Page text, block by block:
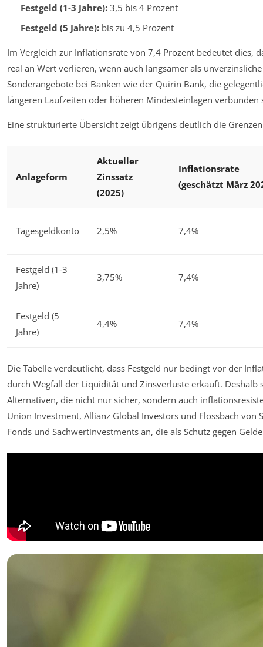
Festgeld (1-3 Jahre):3,5 bis 4 Prozent
Festgeld (5 Jahre):bis zu 4,5 Prozent
Im Vergleich zur Inflationsrate von 7,4 Prozent bedeutet dies,
real an Wert verlieren, wenn auch langsamer als
Sonderangebote bei Banken wie der Quirin Bank, die
längeren Laufzeiten oder höheren Mindesteinlagen verbunden
Eine strukturierte Übersicht zeigt übrigens deutlich die
Anlageform
Aktueller
Zinssatz
(2025)
Inflationsrate
(geschätzt März
Tagesgeldkonto 2,5% 7,4%
Festgeld (1-3
Jahre)
3,75% 7,4%
Festgeld (5
Jahre)
4,4% 7,4%
Die Tabelle verdeutlicht, dass Festgeld nur bedingt vor der
durch Wegfall der Liquidität und Zinsverluste erkauft. Deshalb
Alternativen, die nicht nur sicher, sondern auch
Union Investment, Allianz Global Investors und Flossbach von
Fonds und Sachwertinvestments an, die als Schutz gegen